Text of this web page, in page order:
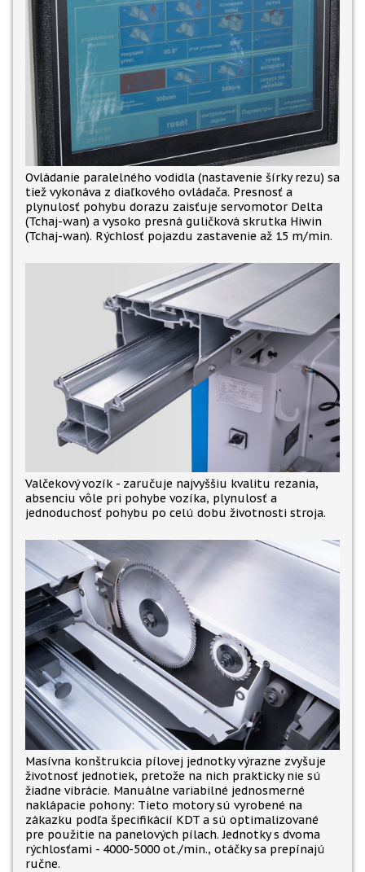
Ovládanie paralelného vodidla (nastavenie šírky rezu) sa
tiež vykonáva z diaľkového ovládača. Presnosť a
plynulosť pohybu dorazu zaisťuje servomotor Delta
(Tchaj-wan) a vysoko presná guličková skrutka Hiwin
(Tchaj-wan). Rýchlosť pojazdu zastavenie až 15 m/min.
Valčekový vozík - zaručuje najvyššiu kvalitu rezania,
absenciu vôle pri pohybe vozíka, plynulosť a
jednoduchosť pohybu po celú dobu životnosti stroja.
Masívna konštrukcia pílovej jednotky výrazne zvyšuje
životnosť jednotiek, pretože na nich prakticky nie sú
žiadne vibrácie. Manuálne variabilné jednosmerné
naklápacie pohony: Tieto motory sú vyrobené na
zákazku podľa špecifikácií KDT a sú optimalizované
pre použitie na panelových pílach. Jednotky s dvoma
rýchlosťami - 4000-5000 ot./min., otáčky sa prepínajú
ručne.